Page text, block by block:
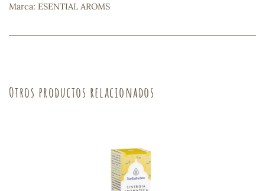
Marca: ESENTIAL AROMS
Otros productos relacionados